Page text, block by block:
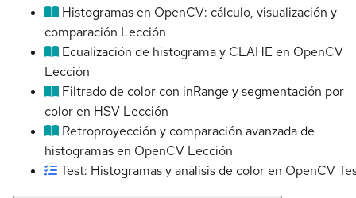
Histogramas en OpenCV: cálculo, visualización y
comparación Lección
Ecualización de histograma y CLAHE en OpenCV
Lección
Filtrado de color con inRange y segmentación por
color en HSV Lección
Retroproyección y comparación avanzada de
histogramas en OpenCV Lección
Test: Histogramas y análisis de color en OpenCV